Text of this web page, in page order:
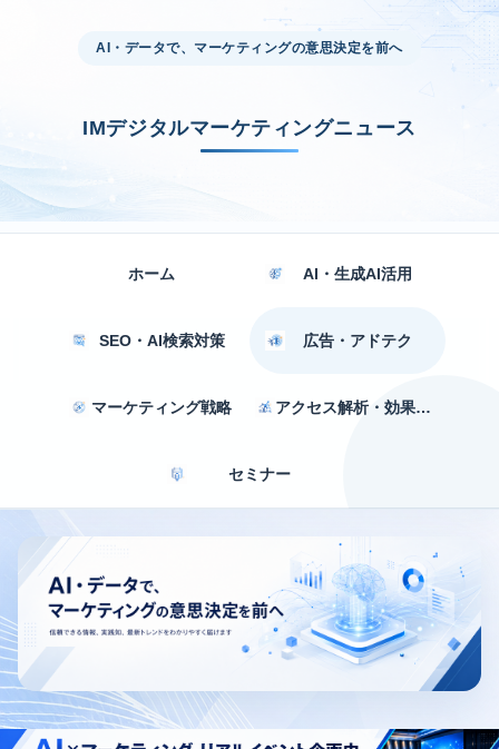
AI・データで、マーケティングの意思決定を前へ
IMデジタルマーケティングニュース
ホーム AI・生成AI活用
SEO・AI検索対策 広告・アドテク
マーケティング戦略 アクセス解析・効果測定
セミナー